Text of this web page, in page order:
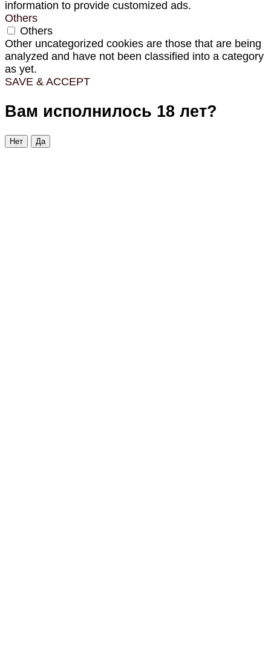
information to provide customized ads.
Others
Others
Other uncategorized cookies are those that are being
analyzed and have not been classified into a category
as yet.
SAVE & ACCEPT
Вам исполнилось 18 лет?
Нет Да